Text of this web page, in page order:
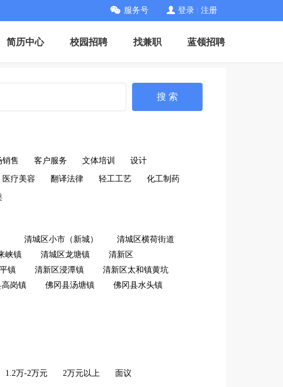
服务号 登录 注册
简历中心 校园招聘 找兼职 蓝领招聘
搜 索
销售 客户服务 文体培训 设计
医疗美容 翻译法律 轻工工艺 化工制药
清城区小市（新城）
清城区横荷街道
峡镇 清城区龙塘镇
清新区
镇 清新区浸潭镇
清新区太和镇黄坑
岗镇 佛冈县汤塘镇
佛冈县水头镇
1.2万-2万元 2万元以上 面议